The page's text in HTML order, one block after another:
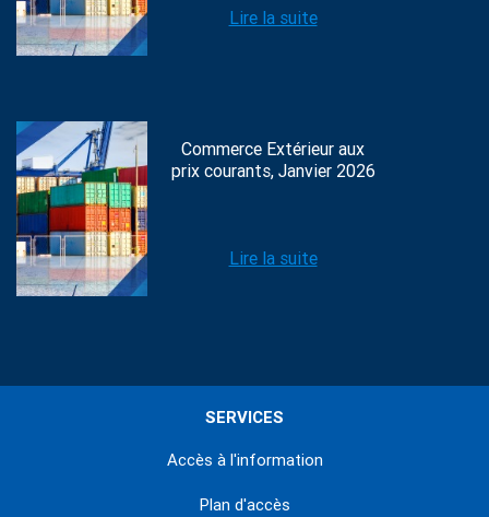
Lire la suite
Commerce Extérieur aux
prix courants, Janvier 2026
Lire la suite
SERVICES
Accès à l'information
Plan d'accès